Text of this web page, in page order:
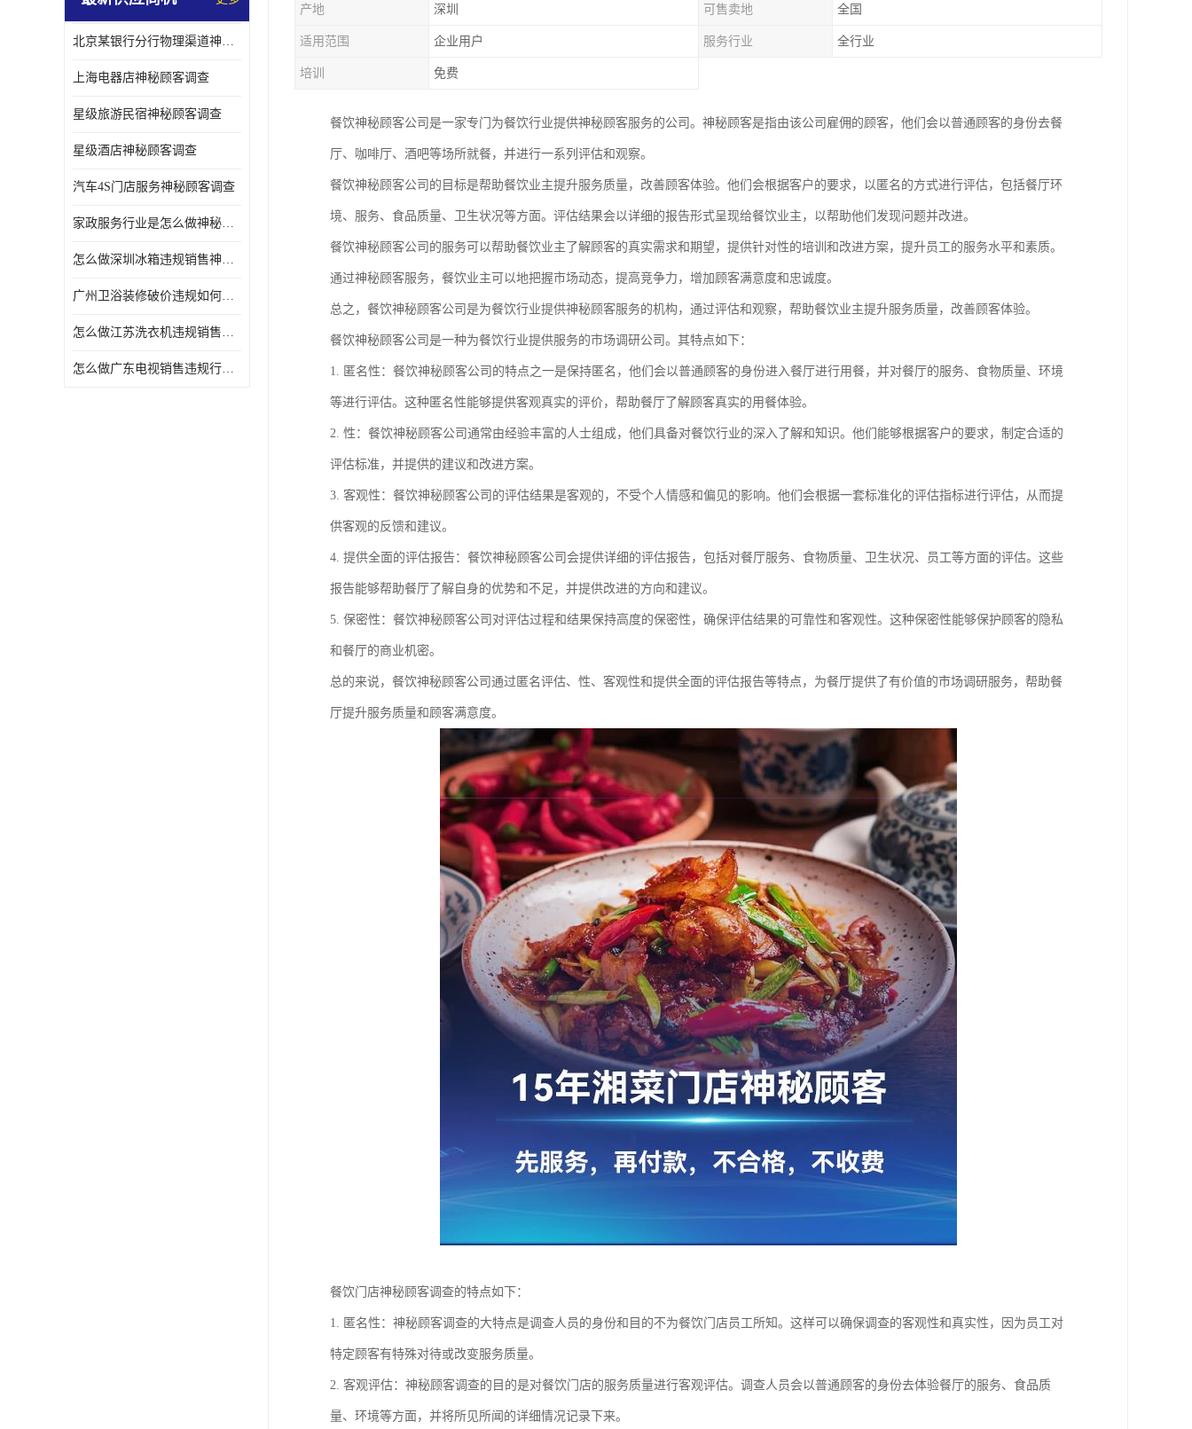
金融行业神秘顾客
服装行业神秘顾客暗访
北京某银行分行物理渠道神秘人检查服务质量
上海电器店神秘顾客调查
星级旅游民宿神秘顾客调查
星级酒店神秘顾客调查
汽车4S门店服务神秘顾客调查
家政服务行业是怎么做神秘顾客调研
怎么做深圳冰箱违规销售神秘顾客检测
广州卫浴装修破价违规如何进行神秘顾客暗访调查
怎么做江苏洗衣机违规销售神秘顾客检测
怎么做广东电视销售违规行为神秘顾客检测
产地 深圳 可售卖地 全国
适用范围 企业用户 服务行业 全行业
培训 免费
餐饮神秘顾客公司是一家专门为餐饮行业提供神秘顾客服务的公司。神秘顾客是指由该公司雇佣的顾客，他们会以普通顾客的身份去餐
厅、咖啡厅、酒吧等场所就餐，并进行一系列评估和观察。
餐饮神秘顾客公司的目标是帮助餐饮业主提升服务质量，改善顾客体验。他们会根据客户的要求，以匿名的方式进行评估，包括餐厅环
境、服务、食品质量、卫生状况等方面。评估结果会以详细的报告形式呈现给餐饮业主，以帮助他们发现问题并改进。
餐饮神秘顾客公司的服务可以帮助餐饮业主了解顾客的真实需求和期望，提供针对性的培训和改进方案，提升员工的服务水平和素质。
通过神秘顾客服务，餐饮业主可以地把握市场动态，提高竞争力，增加顾客满意度和忠诚度。
总之，餐饮神秘顾客公司是为餐饮行业提供神秘顾客服务的机构，通过评估和观察，帮助餐饮业主提升服务质量，改善顾客体验。
餐饮神秘顾客公司是一种为餐饮行业提供服务的市场调研公司。其特点如下：
1. 匿名性：餐饮神秘顾客公司的特点之一是保持匿名，他们会以普通顾客的身份进入餐厅进行用餐，并对餐厅的服务、食物质量、环境
等进行评估。这种匿名性能够提供客观真实的评价，帮助餐厅了解顾客真实的用餐体验。
2. 性：餐饮神秘顾客公司通常由经验丰富的人士组成，他们具备对餐饮行业的深入了解和知识。他们能够根据客户的要求，制定合适的
评估标准，并提供的建议和改进方案。
3. 客观性：餐饮神秘顾客公司的评估结果是客观的，不受个人情感和偏见的影响。他们会根据一套标准化的评估指标进行评估，从而提
供客观的反馈和建议。
4. 提供全面的评估报告：餐饮神秘顾客公司会提供详细的评估报告，包括对餐厅服务、食物质量、卫生状况、员工等方面的评估。这些
报告能够帮助餐厅了解自身的优势和不足，并提供改进的方向和建议。
5. 保密性：餐饮神秘顾客公司对评估过程和结果保持高度的保密性，确保评估结果的可靠性和客观性。这种保密性能够保护顾客的隐私
和餐厅的商业机密。
总的来说，餐饮神秘顾客公司通过匿名评估、性、客观性和提供全面的评估报告等特点，为餐厅提供了有价值的市场调研服务，帮助餐
厅提升服务质量和顾客满意度。
餐饮门店神秘顾客调查的特点如下：
1. 匿名性：神秘顾客调查的大特点是调查人员的身份和目的不为餐饮门店员工所知。这样可以确保调查的客观性和真实性，因为员工对
特定顾客有特殊对待或改变服务质量。
2. 客观评估：神秘顾客调查的目的是对餐饮门店的服务质量进行客观评估。调查人员会以普通顾客的身份去体验餐厅的服务、食品质
量、环境等方面，并将所见所闻的详细情况记录下来。